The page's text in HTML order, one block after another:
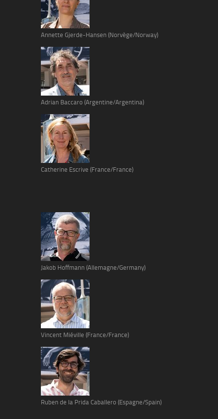
Annette Gjerde-Hansen (Norvège/Norway)
Adrian Baccaro (Argentine/Argentina)
Catherine Escrive (France/France)
Jakob Hoffmann (Allemagne/Germany)
Vincent Miéville (France/France)
Ruben de la Prida Caballero (Espagne/Spain)